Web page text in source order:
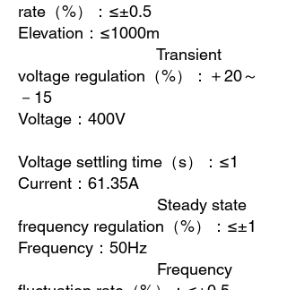
rate （%）： ≤±0.5
Elevation ： ≤1000m
Transient
voltage regulation （%）：＋20～
－ 15
Voltage ： 400V
Voltage settling time （s）： ≤1
Current ： 61.35A
Steady state
frequency regulation （%）： ≤±1
Frequency ： 50Hz
Frequency